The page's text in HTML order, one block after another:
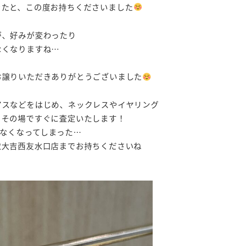
と、この度お持ちくださいました
好みが変わったり
くなりますね…
りいただきありがとうございました
などをはじめ、ネックレスやイヤリング
の場ですぐに査定いたします！
くなってしまった…
吉西友水口店までお持ちくださいね